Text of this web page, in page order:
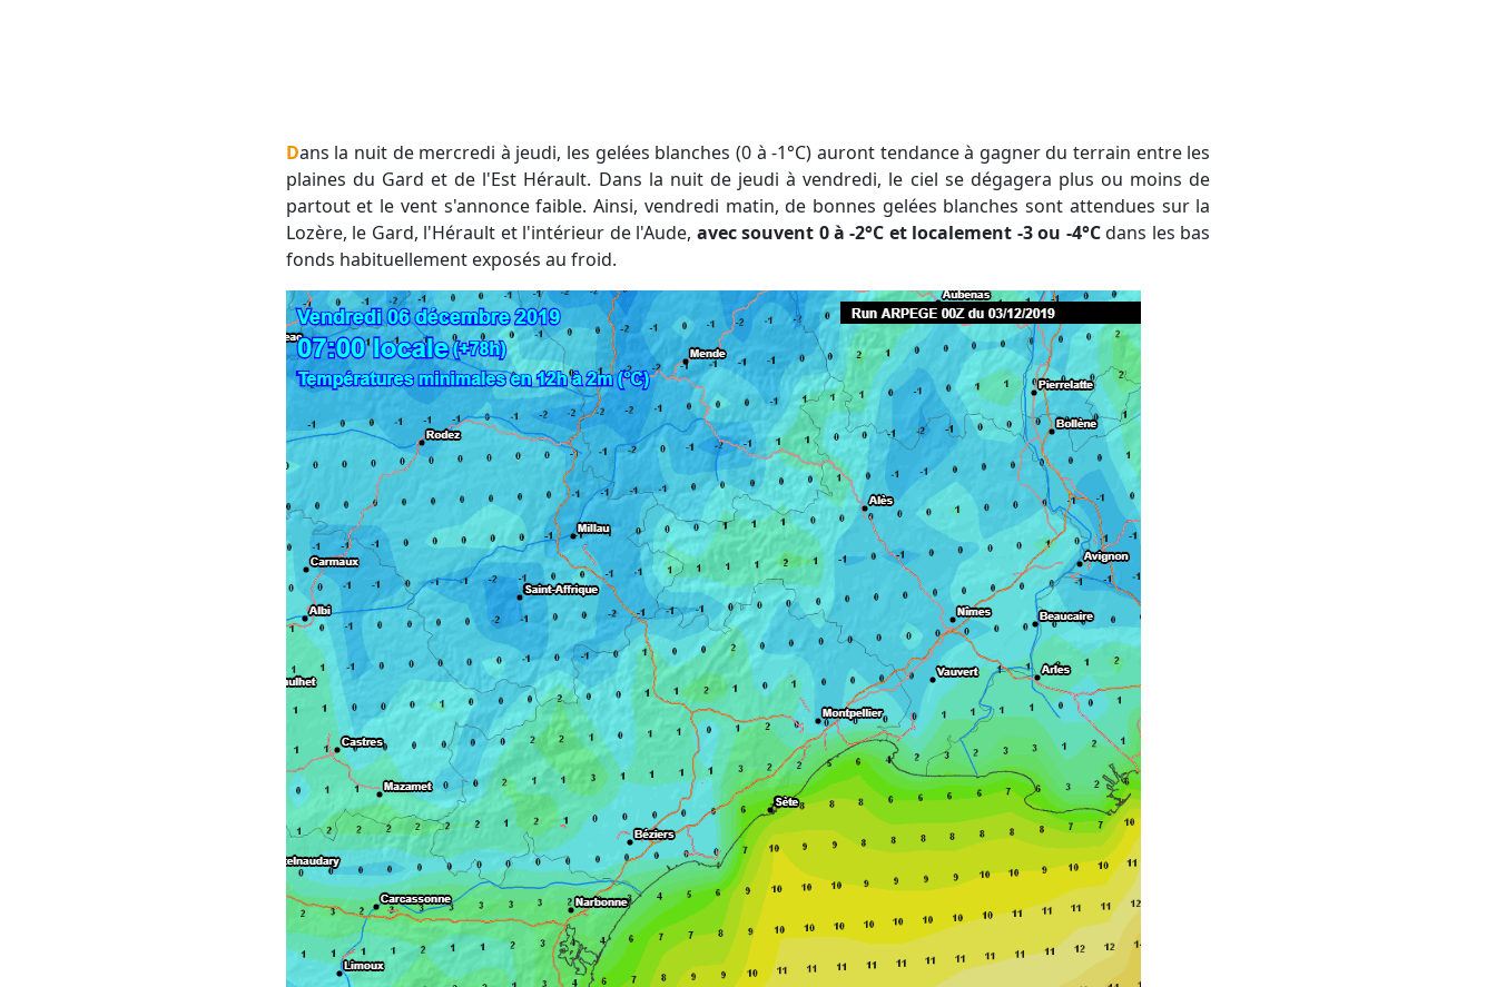
Dans la nuit de mercredi à jeudi, les gelées blanches (0 à -1°C) auront tendance à gagner du terrain entre les
plaines du Gard et de l'Est Hérault. Dans la nuit de jeudi à vendredi, le ciel se dégagera plus ou moins de
partout et le vent s'annonce faible. Ainsi, vendredi matin, de bonnes gelées blanches sont attendues sur la
Lozère, le Gard, l'Hérault et l'intérieur de l'Aude, avec souvent 0 à -2°C et localement -3 ou -4°Cdans les bas
fonds habituellement exposés au froid.